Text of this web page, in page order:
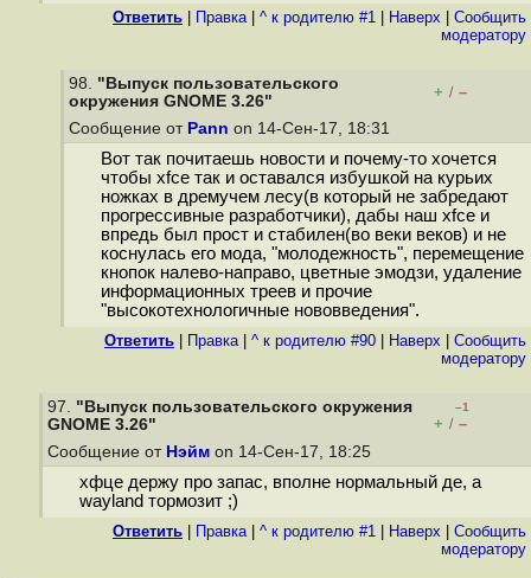
Ответить Правка| ^ к родителю #1 Наверх
Cообщить
модератору
98. "Выпуск пользовательского
окружения GNOME 3.26"
+ / –
Сообщение от Pann on 14-Сен-17, 18:31
Вот так почитаешь новости и почему-то хочется
чтобы xfce так и оставался избушкой на курьих
ножках в дремучем лесу(в который не забредают
прогрессивные разработчики), дабы наш xfce и
впредь был прост и стабилен(во веки веков) и не
коснулась его мода, "молодежность", перемещение
кнопок налево-направо, цветные эмодзи, удаление
информационных треев и прочие
"высокотехнологичные нововведения".
Ответить Правка| ^ к родителю #90 Наверх
Cообщить
модератору
97. "Выпуск пользовательского окружения
GNOME 3.26"
–1
+ / –
Сообщение от Нэйм on 14-Сен-17, 18:25
хфце держу про запас, вполне нормальный де, а
wayland тормозит ;)
Ответить Правка| ^ к родителю #1 Наверх
Cообщить
модератору